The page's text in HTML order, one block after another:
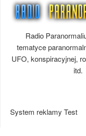
Radio
tematyce
UFO, konspiracyjnej,
itd.
System reklamy Test